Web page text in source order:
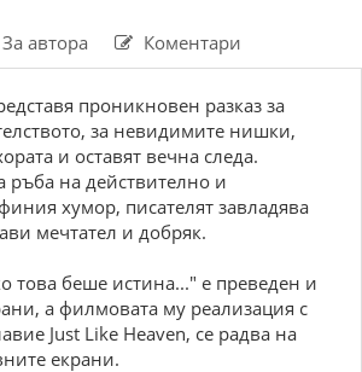
За автора Коментари
проникновен разказ за
за невидимите нишки,
и оставят вечна следа.
ръба на действително и
хумор, писателят завладява
мечтател и добряк.
това беше истина..." е преведен и
а филмовата му реализация с
Just Like Heaven, се радва на
екрани.